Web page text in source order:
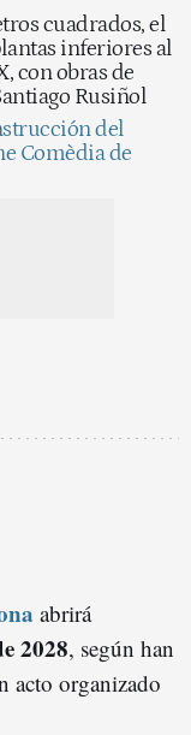
cuadrados, el
inferiores al
con obras de
Rusiñol
del
Comèdia de
abrirá
2028, según han
acto organizado